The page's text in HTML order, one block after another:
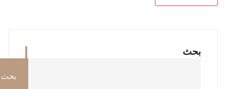
بحث
بحث